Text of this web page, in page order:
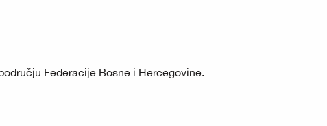
Federacije Bosne i Hercegovine.